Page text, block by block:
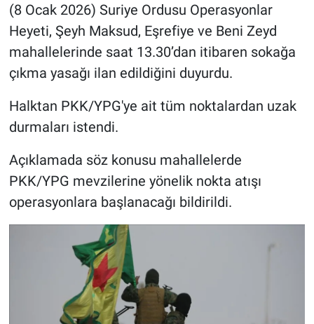
(8 Ocak 2026) Suriye Ordusu Operasyonlar
Heyeti, Şeyh Maksud, Eşrefiye ve Beni Zeyd
mahallelerinde saat 13.30’dan itibaren sokağa
çıkma yasağı ilan edildiğini duyurdu.
Halktan PKK/YPG'ye ait tüm noktalardan uzak
durmaları istendi.
Açıklamada söz konusu mahallelerde
PKK/YPG mevzilerine yönelik nokta atışı
operasyonlara başlanacağı bildirildi.